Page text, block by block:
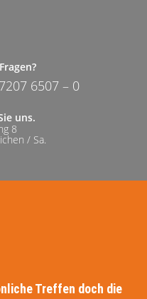
6507 – 0
uns.
8
/ Sa.
Treffen doch die